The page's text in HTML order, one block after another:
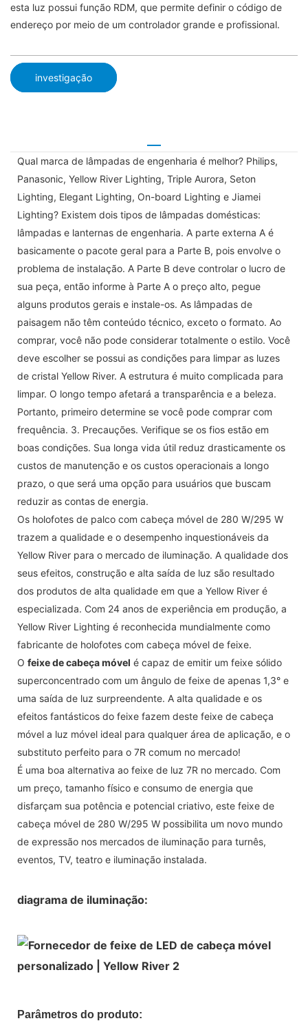
esta luz possui função RDM, que permite definir o código de
endereço por meio de um controlador grande e profissional.
investigação
Qual marca de lâmpadas de engenharia é melhor? Philips,
Panasonic, Yellow River Lighting, Triple Aurora, Seton
Lighting, Elegant Lighting, On-board Lighting e Jiamei
Lighting? Existem dois tipos de lâmpadas domésticas:
lâmpadas e lanternas de engenharia. A parte externa A é
basicamente o pacote geral para a Parte B, pois envolve o
problema de instalação. A Parte B deve controlar o lucro de
sua peça, então informe à Parte A o preço alto, pegue
alguns produtos gerais e instale-os. As lâmpadas de
paisagem não têm conteúdo técnico, exceto o formato. Ao
comprar, você não pode considerar totalmente o estilo. Você
deve escolher se possui as condições para limpar as luzes
de cristal Yellow River. A estrutura é muito complicada para
limpar. O longo tempo afetará a transparência e a beleza.
Portanto, primeiro determine se você pode comprar com
frequência. 3. Precauções. Verifique se os fios estão em
boas condições. Sua longa vida útil reduz drasticamente os
custos de manutenção e os custos operacionais a longo
prazo, o que será uma opção para usuários que buscam
reduzir as contas de energia.
Os holofotes de palco com cabeça móvel de 280 W/295 W
trazem a qualidade e o desempenho inquestionáveis ​​da
Yellow River para o mercado de iluminação. A qualidade dos
seus efeitos, construção e alta saída de luz são resultado
dos produtos de alta qualidade em que a Yellow River é
especializada. Com 24 anos de experiência em produção, a
Yellow River Lighting é reconhecida mundialmente como
fabricante de holofotes com cabeça móvel de feixe.
O feixe de cabeça móvel é capaz de emitir um feixe sólido
superconcentrado com um ângulo de feixe de apenas 1,3° e
uma saída de luz surpreendente. A alta qualidade e os
efeitos fantásticos do feixe fazem deste feixe de cabeça
móvel a luz móvel ideal para qualquer área de aplicação, e o
substituto perfeito para o 7R comum no mercado!
É uma boa alternativa ao feixe de luz 7R no mercado. Com
um preço, tamanho físico e consumo de energia que
disfarçam sua potência e potencial criativo, este feixe de
cabeça móvel de 280 W/295 W possibilita um novo mundo
de expressão nos mercados de iluminação para turnês,
eventos, TV, teatro e iluminação instalada.
diagrama de iluminação:
Parâmetros do produto: